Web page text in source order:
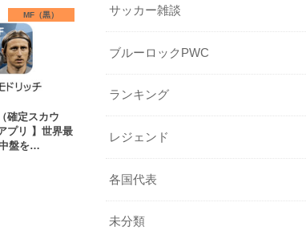
MF（黒）
確定スカウ
プリ 】世界最
盤を…
サッカー雑談
ブルーロックPWC
ランキング
レジェンド
各国代表
未分類